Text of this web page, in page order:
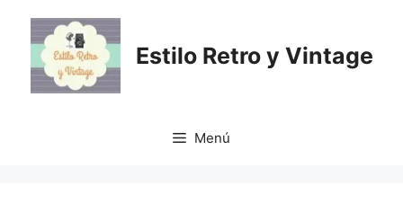
contenido
Estilo Retro y Vintage
Menú